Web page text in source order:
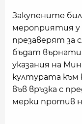
Закупените
мероприятия у
презаверят за
бъдат
указания на
културата
във връзка с
мерки против